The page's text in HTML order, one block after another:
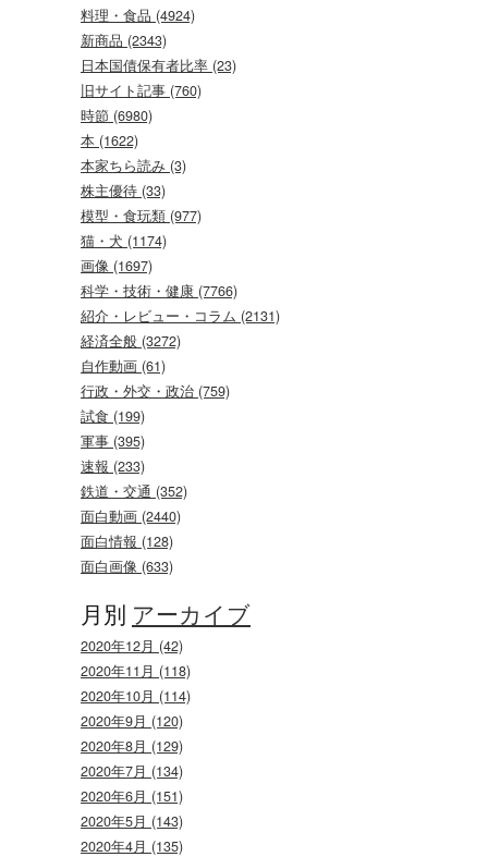
料理・食品 (4924)
新商品 (2343)
日本国債保有者比率 (23)
旧サイト記事 (760)
時節 (6980)
本 (1622)
本家ちら読み (3)
株主優待 (33)
模型・食玩類 (977)
猫・犬 (1174)
画像 (1697)
科学・技術・健康 (7766)
紹介・レビュー・コラム (2131)
経済全般 (3272)
自作動画 (61)
行政・外交・政治 (759)
試食 (199)
軍事 (395)
速報 (233)
鉄道・交通 (352)
面白動画 (2440)
面白情報 (128)
面白画像 (633)
月別 アーカイブ
2020年12月 (42)
2020年11月 (118)
2020年10月 (114)
2020年9月 (120)
2020年8月 (129)
2020年7月 (134)
2020年6月 (151)
2020年5月 (143)
2020年4月 (135)